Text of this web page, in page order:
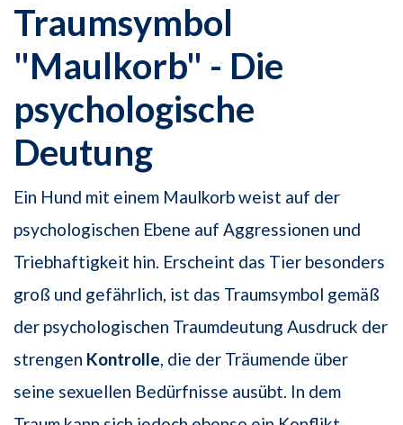
Traumsymbol
"Maulkorb" - Die
psychologische
Deutung
Ein Hund mit einem Maulkorb weist auf der
psychologischen Ebene auf Aggressionen und
Triebhaftigkeit hin. Erscheint das Tier besonders
groß und gefährlich, ist das Traumsymbol gemäß
der psychologischen Traumdeutung Ausdruck der
strengen Kontrolle, die der Träumende über
seine sexuellen Bedürfnisse ausübt. In dem